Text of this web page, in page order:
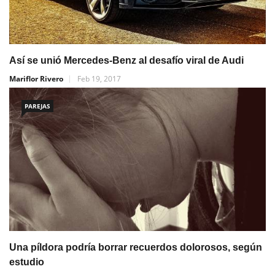
Así se unió Mercedes-Benz al desafío viral de Audi
Mariflor Rivero
Feb 19, 2017
PAREJAS
Una píldora podría borrar recuerdos dolorosos, según
estudio